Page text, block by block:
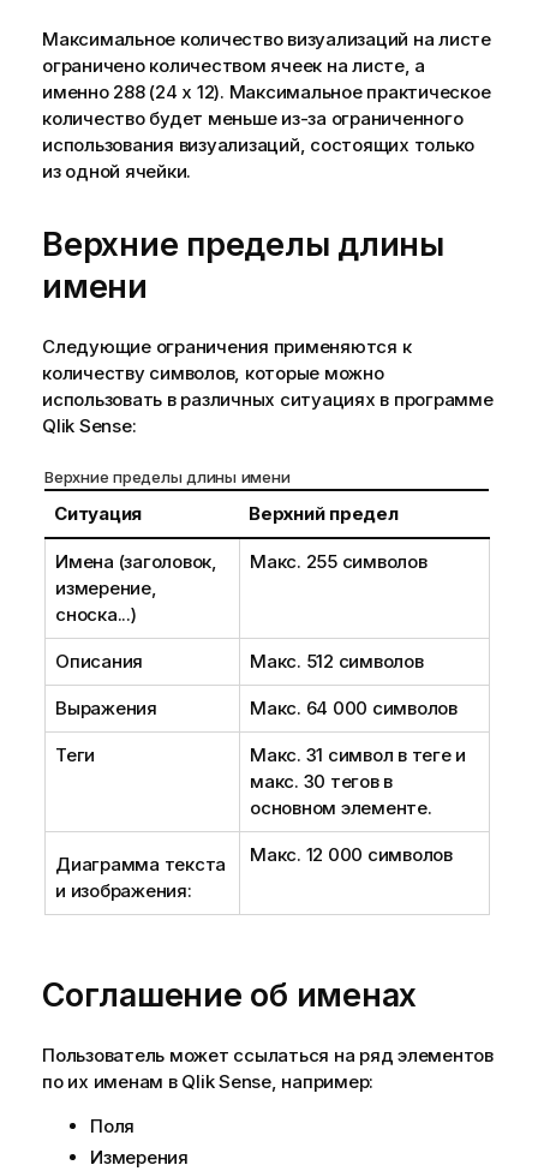
Максимальное количество визуализаций на листе
ограничено количеством ячеек на листе, а
именно 288 (24 x 12). Максимальное практическое
количество будет меньше из-за ограниченного
использования визуализаций, состоящих только
из одной ячейки.
Верхние пределы длины
имени
Следующие ограничения применяются к
количеству символов, которые можно
использовать в различных ситуациях в программе
Qlik Sense:
Верхние пределы длины имени
Ситуация Верхний предел
Имена (заголовок,
измерение,
сноска...)
Макс. 255 символов
Описания Макс. 512 символов
Выражения Макс. 64 000 символов
Теги
Макс. 31 символ в теге и
макс. 30 тегов в
основном элементе.
Диаграмма текста
и изображения:
Макс. 12 000 символов
Соглашение об именах
Пользователь может ссылаться на ряд элементов
по их именам в Qlik Sense, например:
Поля
Измерения